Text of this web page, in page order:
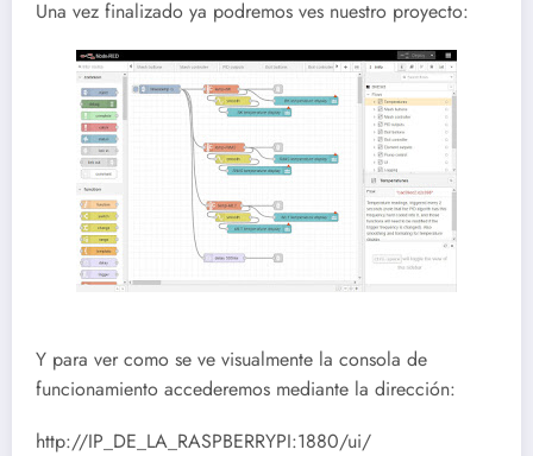
Una vez finalizado ya podremos ves nuestro proyecto:
Y para ver como se ve visualmente la consola de
funcionamiento accederemos mediante la dirección:
http://IP_DE_LA_RASPBERRYPI:1880/ui/